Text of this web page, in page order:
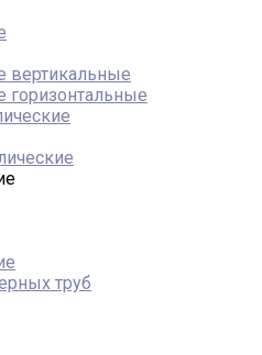
вертикальные
горизонтальные
труб